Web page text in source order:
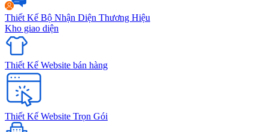
Thiết Kế Bộ Nhận Diện Thương Hiệu
Kho giao diện
Thiết Kế Website bán hàng
Thiết Kế Website Trọn Gói